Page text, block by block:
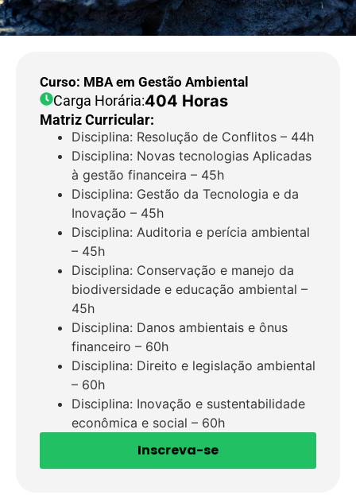
Curso: MBA em Gestão Ambiental
Carga Horária:404 Horas
Matriz Curricular:
Disciplina: Resolução de Conflitos – 44h
Disciplina: Novas tecnologias Aplicadas
à gestão financeira – 45h
Disciplina: Gestão da Tecnologia e da
Inovação – 45h
Disciplina: Auditoria e perícia ambiental
– 45h
Disciplina: Conservação e manejo da
biodiversidade e educação ambiental –
45h
Disciplina: Danos ambientais e ônus
financeiro – 60h
Disciplina: Direito e legislação ambiental
– 60h
Disciplina: Inovação e sustentabilidade
econômica e social – 60h
Inscreva-se